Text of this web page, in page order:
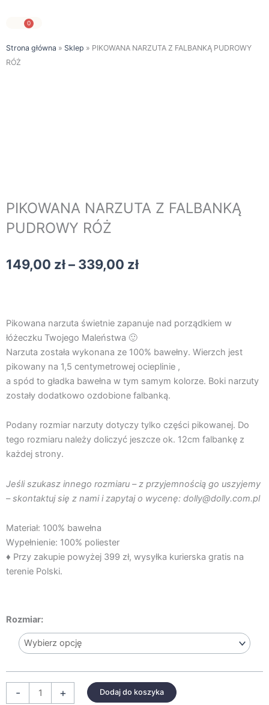
0
Wózek
Strona główna » Sklep » PIKOWANA NARZUTA Z FALBANKĄ PUDROWY
RÓŻ
PIKOWANA NARZUTA Z FALBANKĄ
PUDROWY RÓŻ
149,00 zł– 339,00 złZakres
do
Pikowana narzuta świetnie zapanuje nad porządkiem w
łóżeczku Twojego Maleństwa 🙂
Narzuta została wykonana ze 100% bawełny. Wierzch jest
pikowany na 1,5 centymetrowej ocieplinie ,
a spód to gładka bawełna w tym samym kolorze. Boki narzuty
zostały dodatkowo ozdobione falbanką.
Podany rozmiar narzuty dotyczy tylko części pikowanej. Do
tego rozmiaru należy doliczyć jeszcze ok. 12cm falbankę z
każdej strony.
Jeśli szukasz innego rozmiaru – z przyjemnością go uszyjemy
– skontaktuj się z nami i zapytaj o wycenę: dolly@dolly.com.pl
Materiał: 100% bawełna
Wypełnienie: 100% poliester
♦ Przy zakupie powyżej 399 zł, wysyłka kurierska gratis na
terenie Polski.
Rozmiar:
-
NARZUTA
FALBANKĄ
PUDROWY
+ Dodaj do koszyka